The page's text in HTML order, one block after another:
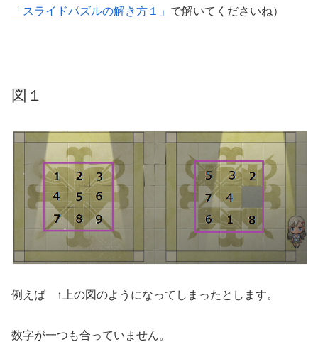
「スライドパズルの解き方１」 で解いてくださいね）
図１
例えば ↑上の図のようになってしまったとします。
数字が一つも合っていません。